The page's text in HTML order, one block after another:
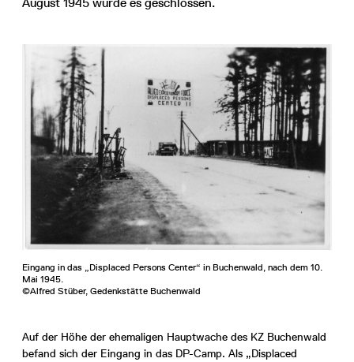
Eingang in das „Displaced Persons Center“ in Buchenwald, nach dem 10.
Mai 1945.
©Alfred Stüber, Gedenkstätte Buchenwald
Auf der Höhe der ehemaligen Hauptwache des KZ Buchenwald
befand sich der Eingang in das DP-Camp. Als „Displaced